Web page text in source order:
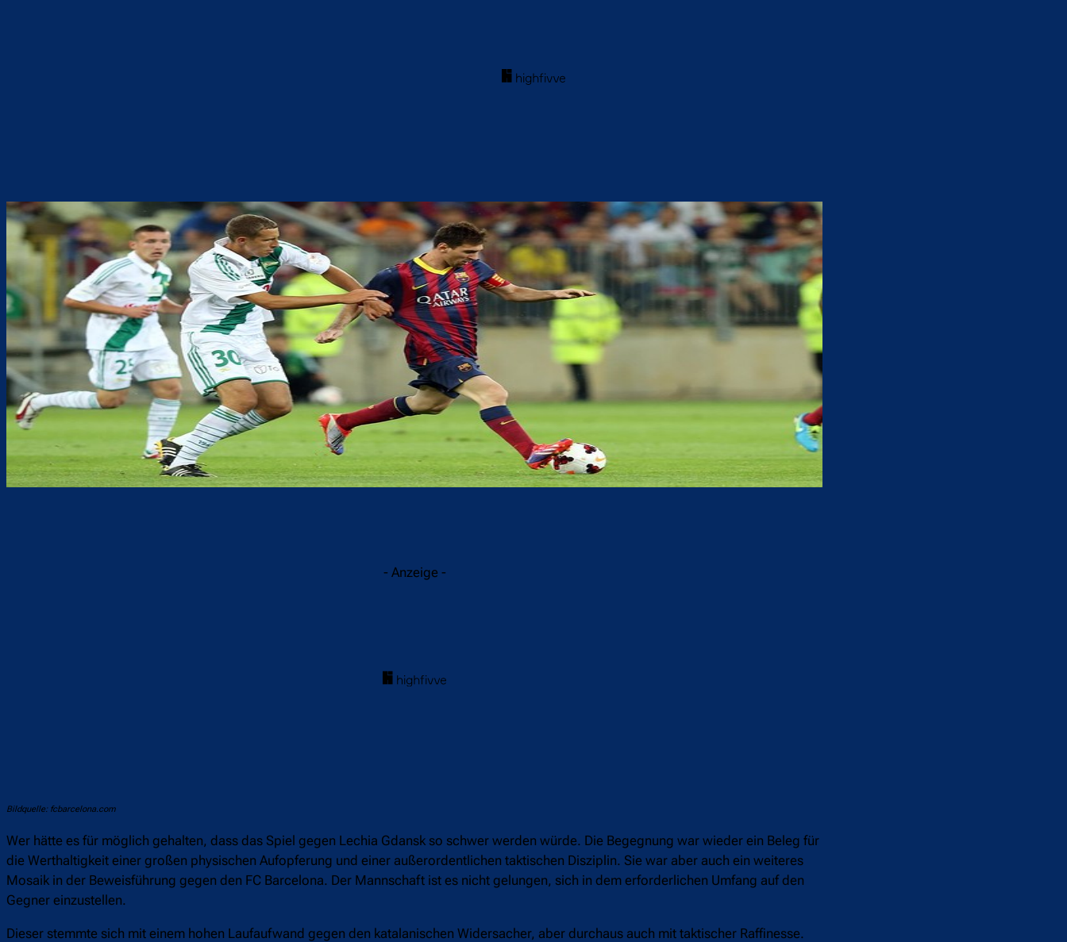
- Anzeige -
Bildquelle: fcbarcelona.com
Wer hätte es für möglich gehalten, dass das Spiel gegen Lechia Gdansk so schwer werden würde. Die Begegnung war wieder ein Beleg für
die Werthaltigkeit einer großen physischen Aufopferung und einer außerordentlichen taktischen Disziplin. Sie war aber auch ein weiteres
Mosaik in der Beweisführung gegen den FC Barcelona. Der Mannschaft ist es nicht gelungen, sich in dem erforderlichen Umfang auf den
Gegner einzustellen.
Dieser stemmte sich mit einem hohen Laufaufwand gegen den katalanischen Widersacher, aber durchaus auch mit taktischer Raffinesse.